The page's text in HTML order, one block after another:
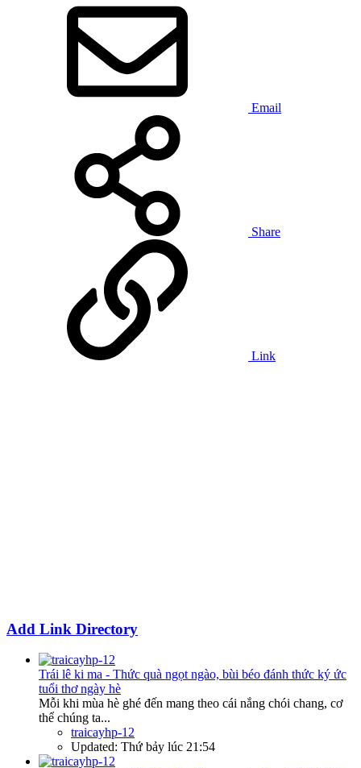
Email
Share
Link
Add Link Directory
Trái lê ki ma - Thức quà ngọt ngào, bùi béo đánh thức ký ức
tuổi thơ ngày hè
Mỗi khi mùa hè ghé đến mang theo cái nắng chói chang, cơ
thể chúng ta...
traicayhp-12
Updated: Thứ bảy lúc 21:54